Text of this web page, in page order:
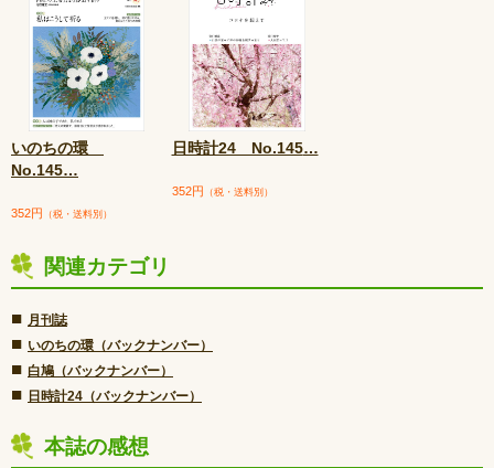
いのちの環
No.145…
352円 （税・送料別）
日時計24 No.145…
352円 （税・送料別）
関連カテゴリ
■ 月刊誌
■ いのちの環（バックナンバー）
■ 白鳩（バックナンバー）
■ 日時計24（バックナンバー）
本誌の感想